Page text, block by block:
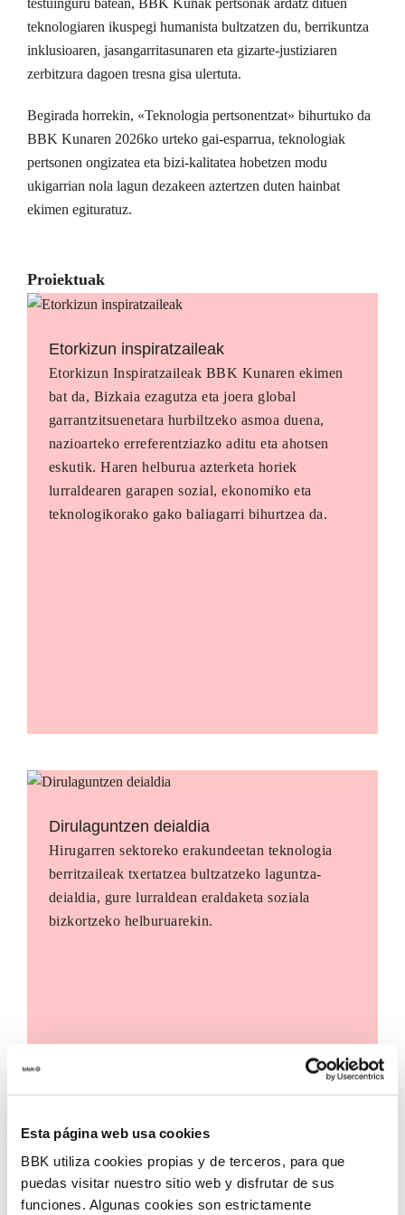
Esta página web usa cookies
BBK utiliza cookies propias y de terceros, para que
puedas visitar nuestro sitio web y disfrutar de sus
funciones. Algunas cookies son estrictamente
teknologiaren ikuspegi humanista bultzatzen du, berrikuntza
inklusioaren, jasangarritasunaren eta gizarte-justiziaren
zerbitzura dagoen tresna gisa ulertuta.
Begirada horrekin, «Teknologia pertsonentzat» bihurtuko da
BBK Kunaren 2026ko urteko gai-esparrua, teknologiak
pertsonen ongizatea eta bizi-kalitatea hobetzen modu
ukigarrian nola lagun dezakeen aztertzen duten hainbat
ekimen egituratuz.
Proiektuak
Etorkizun inspiratzaileak
Etorkizun Inspiratzaileak BBK Kunaren ekimen
bat da, Bizkaia ezagutza eta joera global
garrantzitsuenetara hurbiltzeko asmoa duena,
nazioarteko erreferentziazko aditu eta ahotsen
eskutik. Haren helburua azterketa horiek
lurraldearen garapen sozial, ekonomiko eta
teknologikorako gako baliagarri bihurtzea da.
Dirulaguntzen deialdia
Hirugarren sektoreko erakundeetan teknologia
berritzaileak txertatzea bultzatzeko laguntza-
deialdia, gure lurraldean eraldaketa soziala
bizkortzeko helburuarekin.